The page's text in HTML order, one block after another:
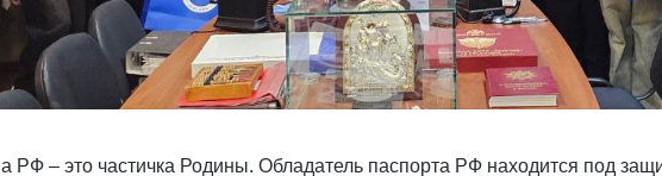
РФ – это частичка Родины. Обладатель паспорта РФ находится под